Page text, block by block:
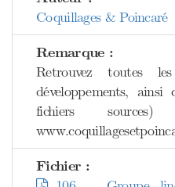
Coquillages & Poincaré
Remarque :
Retrouvez toutes
développements,
fichiers
Fichier :